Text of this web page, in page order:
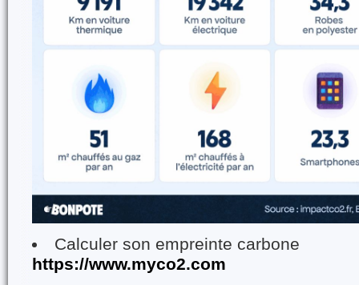
Calculer son empreinte carbone
https://www.myco2.com